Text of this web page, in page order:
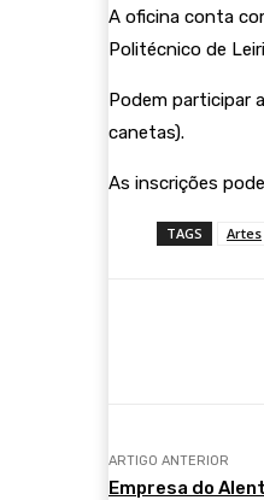
A oficina conta
Politécnico de
Podem participar
canetas).
As inscrições
TAGS Artes
ARTIGO ANTERIOR
Empresa do